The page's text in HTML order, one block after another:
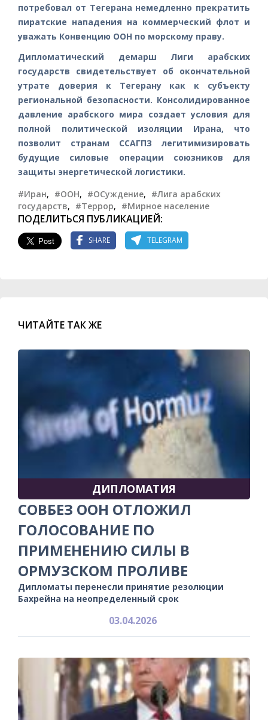
потребовал от Тегерана немедленно прекратить
пиратские нападения на коммерческий флот и
уважать Конвенцию ООН по морскому праву.
Дипломатический демарш Лиги арабских
государств свидетельствует об окончательной
утрате доверия к Тегерану как к субъекту
региональной безопасности. Консолидированное
давление арабского мира создает условия для
полной политической изоляции Ирана, что
позволит странам ССАГПЗ легитимизировать
будущие силовые операции союзников для
защиты энергетической логистики.
#Иран, #ООН, #ОСуждение, #Лига арабских
государств, #Террор, #Мирное население
ПОДЕЛИТЬСЯ ПУБЛИКАЦИЕЙ:
SHARE TELEGRAM
ЧИТАЙТЕ ТАК ЖЕ
ДИПЛОМАТИЯ
СОВБЕЗ ООН ОТЛОЖИЛ
ГОЛОСОВАНИЕ ПО
ПРИМЕНЕНИЮ СИЛЫ В
ОРМУЗСКОМ ПРОЛИВЕ
Дипломаты перенесли принятие резолюции
Бахрейна на неопределенный срок
03.04.2026